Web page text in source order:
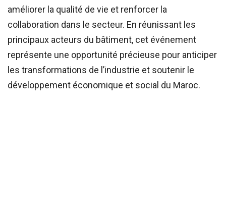
améliorer la qualité de vie et renforcer la
collaboration dans le secteur. En réunissant les
principaux acteurs du bâtiment, cet événement
représente une opportunité précieuse pour anticiper
les transformations de l’industrie et soutenir le
développement économique et social du Maroc.